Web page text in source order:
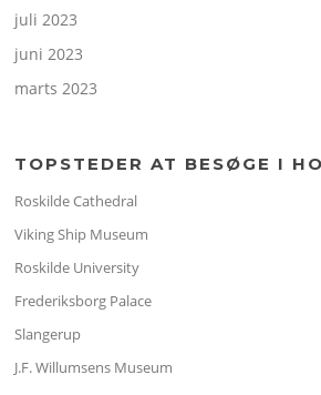
juli 2023
juni 2023
marts 2023
TOPSTEDER AT BESØGE I
Roskilde Cathedral
Viking Ship Museum
Roskilde University
Frederiksborg Palace
Slangerup
J.F. Willumsens Museum